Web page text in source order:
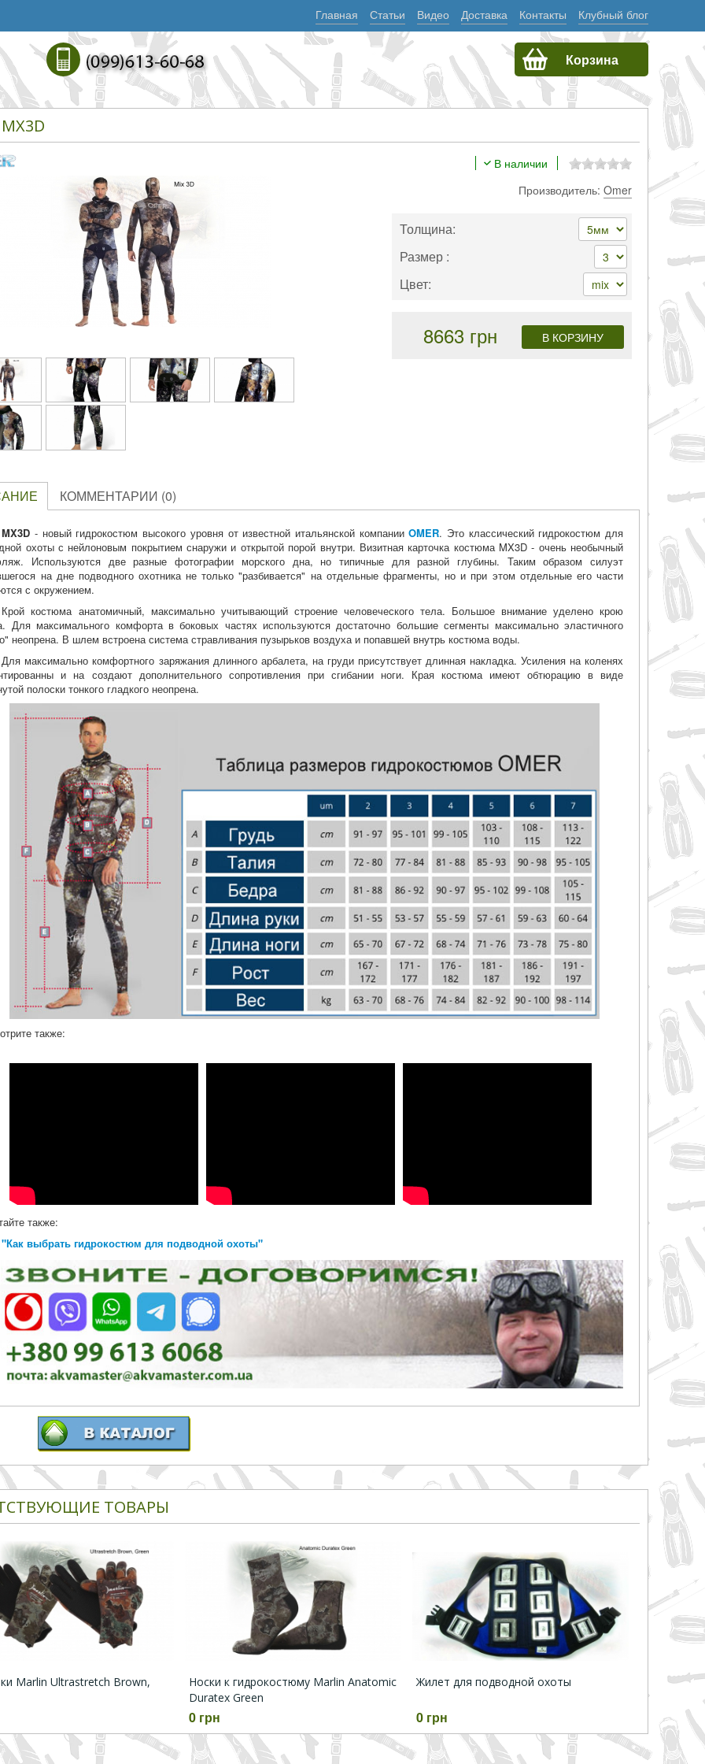
Главная Статьи Видео Доставка Контакты Клубный блог
Корзина
В наличии
Производитель: Omer
Толщина:
Размер :
Цвет:
8663 грн
КОММЕНТАРИИ (0)
MX3D - новый гидрокостюм высокого уровня от известной итальянской компанииOMER. Это классический гидрокостюм для
охоты с нейлоновым покрытием снаружи и открытой порой внутри. Визитная карточка костюма MX3D - очень необычный
Используются две разные фотографии морского дна, но типичные для разной глубины. Таким образом силуэт
на дне подводного охотника не только "разбивается" на отдельные фрагменты, но и при этом отдельные его части
с окружением.
Крой костюма анатомичный, максимально учитывающий строение человеческого тела. Большое внимание уделено крою
Для максимального комфорта в боковых частях используются достаточно большие сегменты максимально эластичного
неопрена. В шлем встроена система стравливания пузырьков воздуха и попавшей внутрь костюма воды.
Для максимально комфортного заряжания длинного арбалета, на груди присутствует длинная накладка. Усиления на коленях
и на создают дополнительного сопротивления при сгибании ноги. Края костюма имеют обтюрацию в виде
полоски тонкого гладкого неопрена.
также:
также:
"Как выбрать гидрокостюм для подводной охоты"
ТОВАРЫ
Marlin Ultrastretch Brown,
Носки к гидрокостюму Marlin Anatomic
Duratex Green
0 грн
Жилет для подводной охоты
0 грн